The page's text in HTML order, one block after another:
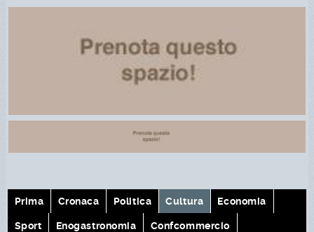
Prima Cronaca Politica Cultura Economia
Sport Enogastronomia Confcommercio